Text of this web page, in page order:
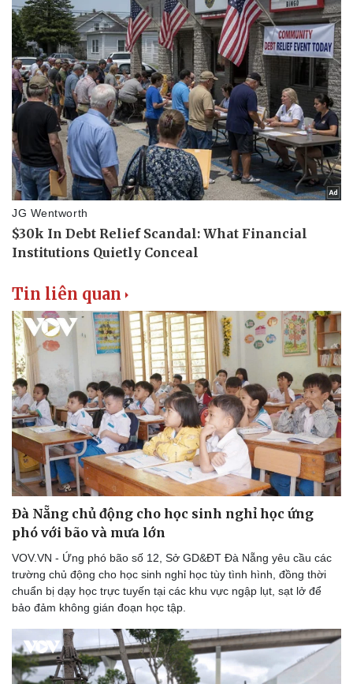
Tin liên quan
Đà Nẵng chủ động cho học sinh nghỉ học ứng
phó với bão và mưa lớn
VOV.VN - Ứng phó bão số 12, Sở GD&ĐT Đà Nẵng yêu cầu các
trường chủ động cho học sinh nghỉ học tùy tình hình, đồng thời
chuẩn bị dạy học trực tuyến tại các khu vực ngập lụt, sạt lở để
bảo đảm không gián đoạn học tập.